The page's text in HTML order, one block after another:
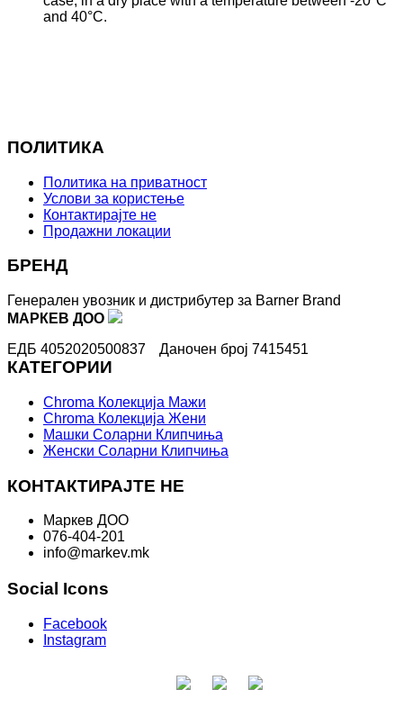
and 40°C.
ПОЛИТИКА
Политика на приватност
Услови за користење
Контактирајте не
Продажни локации
БРЕНД
Генерален увозник и дистрибутер за Barner Brand
МАРКЕВ ДОО
ЕДБ 4052020500837
Даночен број 7415451
КАТЕГОРИИ
Chroma Колекција Мажи
Chroma Колекција Жени
Машки Соларни Клипчиња
Женски Соларни Клипчиња
КОНТАКТИРАЈТЕ НЕ
Маркев ДОО
076-404-201
info@markev.mk
Social Icons
Facebook
Instagram